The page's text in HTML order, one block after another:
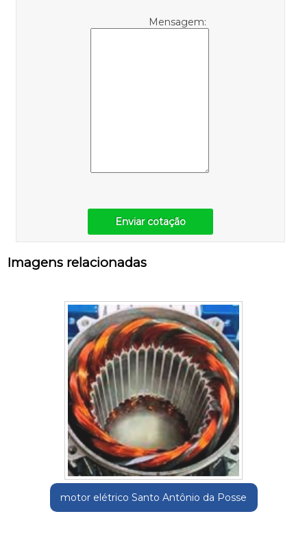
Mensagem:
Enviar cotação
Imagens relacionadas
motor elétrico Santo Antônio da Posse